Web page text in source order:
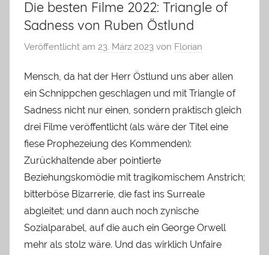
Die besten Filme 2022: Triangle of
Sadness von Ruben Östlund
Veröffentlicht am 23. März 2023 von Florian
Mensch, da hat der Herr Östlund uns aber allen
ein Schnippchen geschlagen und mit Triangle of
Sadness nicht nur einen, sondern praktisch gleich
drei Filme veröffentlicht (als wäre der Titel eine
fiese Prophezeiung des Kommenden):
Zurückhaltende aber pointierte
Beziehungskomödie mit tragikomischem Anstrich;
bitterböse Bizarrerie, die fast ins Surreale
abgleitet; und dann auch noch zynische
Sozialparabel, auf die auch ein George Orwell
mehr als stolz wäre. Und das wirklich Unfaire